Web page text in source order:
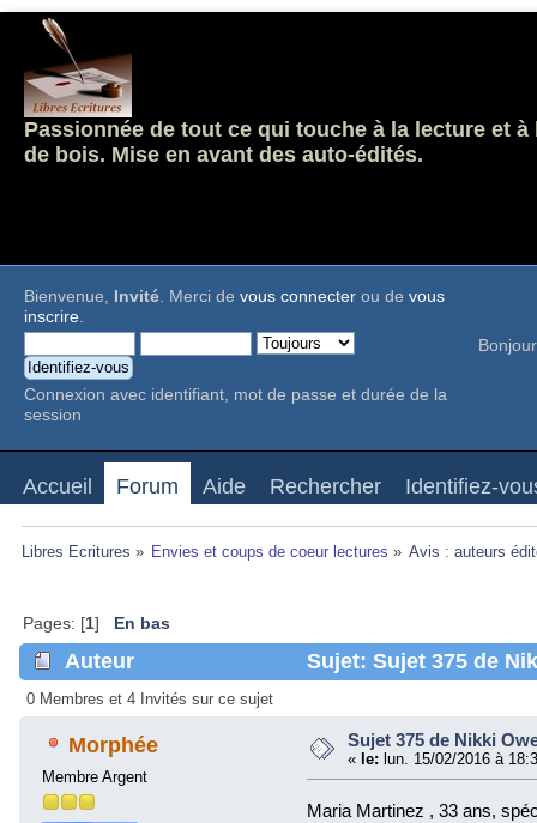
Passionnée de tout ce qui touche à la lecture et
de bois. Mise en avant des auto-édités.
Bienvenue, Invité. Merci de vous connecter ou de vous
inscrire.
Connexion avec identifiant, mot de passe et durée de la
session
Accueil Forum Aide Rechercher Identifiez-
Libres Ecritures » Envies et coups de coeur lectures » Avis : auteurs
Pages: [1] En bas
Auteur Sujet: Sujet 375 de
0 Membres et 4 Invités sur ce sujet
Morphée
Membre Argent
Sujet 375 de Nikki
« le: lun. 15/02/2016 à
Maria Martinez , 33 ans,